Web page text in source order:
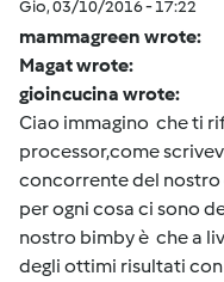
Gio, 03/10/2016 - 17:22
mammagreen wrote:
Magat wrote:
gioincucina wrote:
Ciao immagino che ti
processor,come
concorrente del
per ogni cosa ci sono
nostro bimby è che a
degli ottimi risultati con